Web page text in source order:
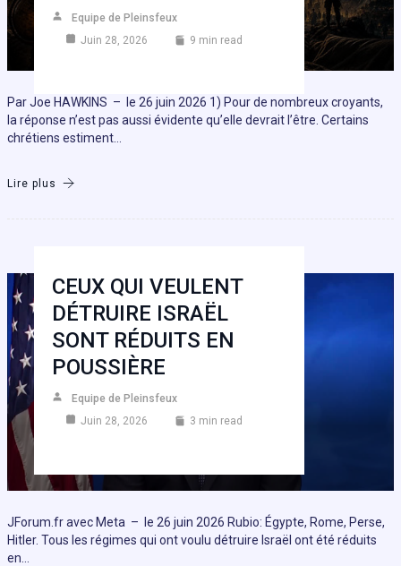
Equipe de Pleinsfeux
Juin 28, 2026
9 min read
Par Joe HAWKINS – le 26 juin 2026 1) Pour de nombreux croyants,
la réponse n’est pas aussi évidente qu’elle devrait l’être. Certains
chrétiens estiment…
Lire plus
CEUX QUI VEULENT
DÉTRUIRE ISRAËL
SONT RÉDUITS EN
POUSSIÈRE
Equipe de Pleinsfeux
Juin 28, 2026
3 min read
JForum.fr avec Meta – le 26 juin 2026 Rubio: Égypte, Rome, Perse,
Hitler. Tous les régimes qui ont voulu détruire Israël ont été réduits
en…